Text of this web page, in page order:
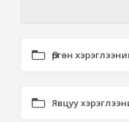
Өргөн
Явцуу